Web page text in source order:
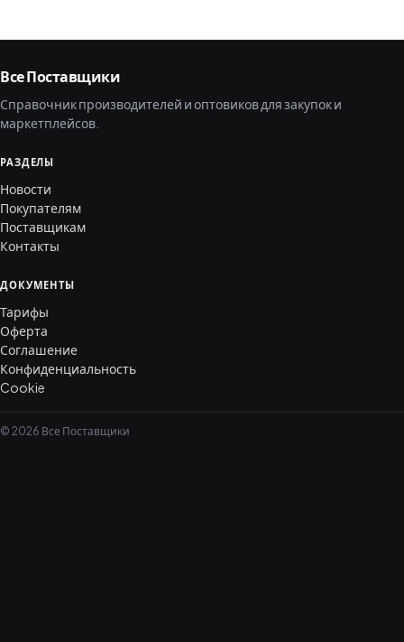
Все Поставщики
Справочник производителей и оптовиков для закупок и
маркетплейсов.
РАЗДЕЛЫ
Новости
Покупателям
Поставщикам
Контакты
ДОКУМЕНТЫ
Тарифы
Оферта
Соглашение
Конфиденциальность
Cookie
© 2026 Все Поставщики